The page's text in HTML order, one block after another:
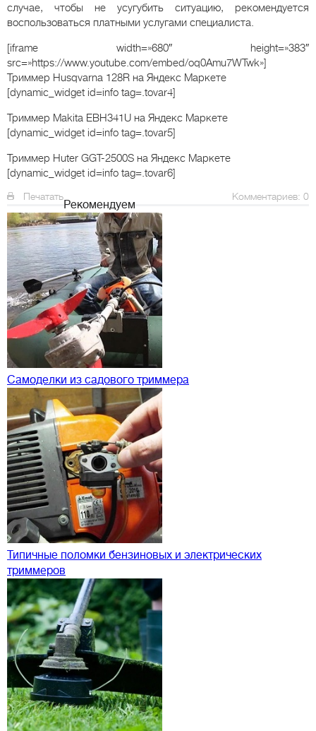
случае, чтобы не усугубить ситуацию, рекомендуется
воспользоваться платными услугами специалиста.
[iframe width=»680″ height=»383″
src=»https://www.youtube.com/embed/oq0Amu7WTwk»]
Триммер Husqvarna 128R на Яндекс Маркете
[dynamic_widget id=info tag=.tovar4]
Триммер Makita EBH341U на Яндекс Маркете
[dynamic_widget id=info tag=.tovar5]
Триммер Huter GGT-2500S на Яндекс Маркете
[dynamic_widget id=info tag=.tovar6]
Печатать Комментариев: 0
Рекомендуем
Самоделки из садового триммера
Типичные поломки бензиновых и электрических
триммеров